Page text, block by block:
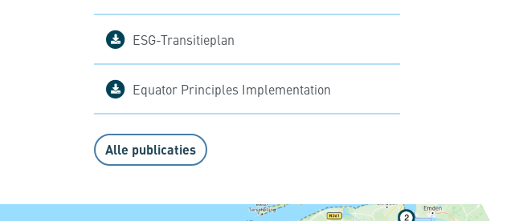
ESG-Transitieplan
Equator Principles Implementation
Alle publicaties